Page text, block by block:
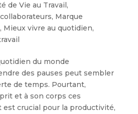
de Vie au Travail,
, Marque
, Mieux vivre au quotidien,
du monde
des pauses peut sembler
de temps. Pourtant,
et à son corps ces
crucial pour la productivité,